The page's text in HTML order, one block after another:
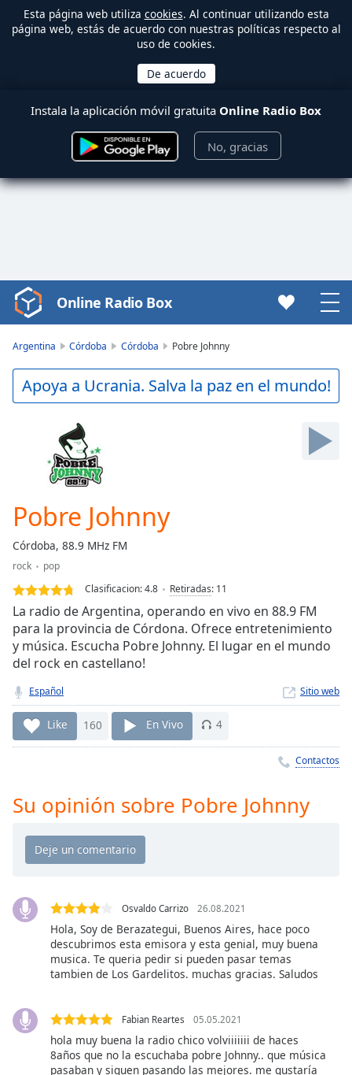
Esta página web utiliza cookies. Al continuar utilizando esta
página web, estás de acuerdo con nuestras políticas respecto al
uso de cookies.
Instala la aplicación móvil gratuita Online Radio Box
No, gracias
Video
Player
Play
Video
Current
Time0:00
Duration-:-
Loaded :
0.00%
Stream
TypeLIVE
Seek to
live,
currently
live LIVE
Remaining
Time-
Playback
Rate
Chapters
Chapters
Descriptions
descriptions
,
selected
subtitles
settings,
opens
Online Radio Box
Argentina Córdoba Córdoba Pobre Johnny
Apoya a Ucrania. Salva la paz en el mundo!
Pobre Johnny
Córdoba, 88.9 MHz FM
rock
pop
Clasificacion:4.8 Retiradas: 11
La radio de Argentina, operando en vivo en 88.9 FM
para la provincia de Córdona. Ofrece entretenimiento
y música. Escucha Pobre Johnny. El lugar en el mundo
del rock en castellano!
Español Sitio web
Like 160 En Vivo 4
Contactos
Su opinión sobre Pobre Johnny
Osvaldo Carrizo 26.08.2021
Hola, Soy de Berazategui, Buenos Aires, hace poco
descubrimos esta emisora y esta genial, muy buena
musica. Te queria pedir si pueden pasar temas
tambien de Los Gardelitos. muchas gracias. Saludos
Fabian Reartes 05.05.2021
hola muy buena la radio chico volviiiiiii de haces
8años que no la escuchaba pobre Johnny.. que música
pasaban y siguen pasando las mejores. me gustaría